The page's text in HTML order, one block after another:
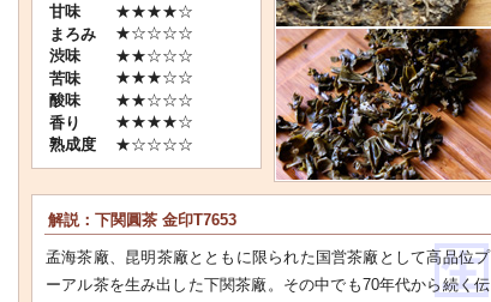
甘味
★★★★☆
まろみ
★☆☆☆☆
渋味
★★☆☆☆
苦味
★★★☆☆
酸味
★★☆☆☆
香り
★★★★☆
熟成度
★☆☆☆☆
解説：下関圓茶 金印T7653
孟海茶廠、昆明茶廠とともに限られた国営茶廠として高品位プ
ーアル茶を生み出した下関茶廠。その中でも70年代から続く伝